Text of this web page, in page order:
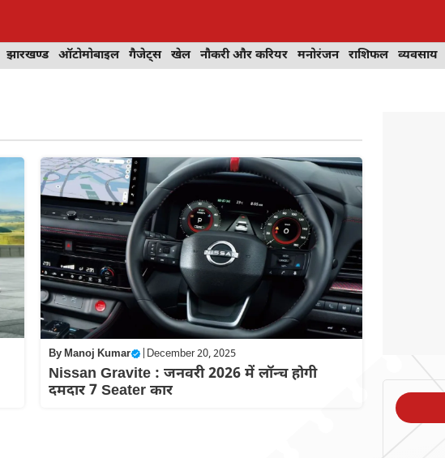
झारखण्ड ऑटोमोबाइल गैजेट्स खेल नौकरी और करियर मनोरंजन राशिफल व्यवसाय
ByManoj Kumar | December 20, 2025
Nissan Gravite : जनवरी 2026 में लॉन्च होगी
दमदार 7 Seater कार